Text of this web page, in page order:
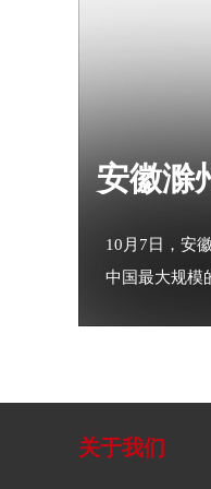
安徽滁
10月7日，安
中国最大规模
关于我们